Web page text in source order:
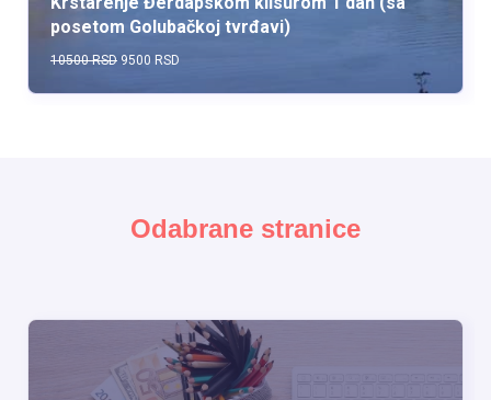
posetom Golubačkoj tvrđavi)
10500 RSD 9500 RSD
Odabrane stranice